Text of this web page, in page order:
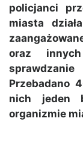
policjanci
miasta
oraz
Przebadano
nich jeden
organizmie